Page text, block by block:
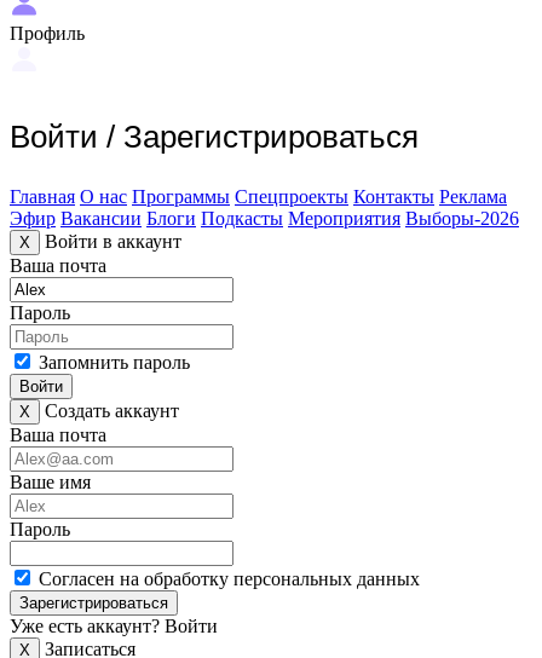
Профиль
Войти / Зарегистрироваться
Главная О нас Программы Спецпроекты Контакты Реклама
Эфир Вакансии Блоги Подкасты Мероприятия Выборы-2026
X
Войти в аккаунт
Ваша почта
Пароль
Запомнить пароль
Войти
X
Создать аккаунт
Ваша почта
Ваше имя
Пароль
Согласен на обработку персональных данных
Зарегистрироваться
Уже есть аккаунт? Войти
X
Записаться